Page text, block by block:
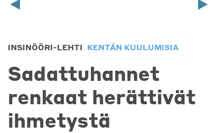
INSINÖÖRI-LEHTI KENTÄN KUULUMISIA
Sadattuhannet
renkaat herättivät
ihmetystä